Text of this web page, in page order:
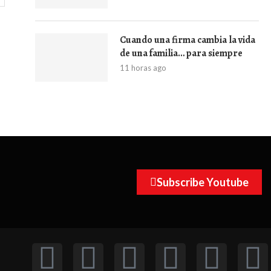
Cuando una firma cambia la vida
de una familia… para siempre
11 horas ago
Subscribe Youtube